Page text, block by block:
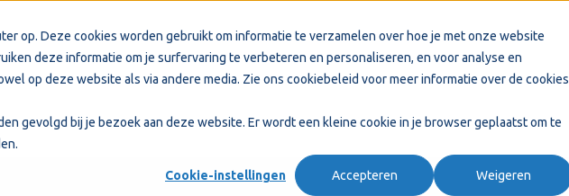
op. Deze cookies worden gebruikt om informatie te verzamelen over hoe je met onze website
deze informatie om je surfervaring te verbeteren en personaliseren, en voor analyse en
op deze website als via andere media. Zie ons cookiebeleid voor meer informatie over de cookies
gevolgd bij je bezoek aan deze website. Er wordt een kleine cookie in je browser geplaatst om te
Cookie-instellingen Accepteren Weigeren